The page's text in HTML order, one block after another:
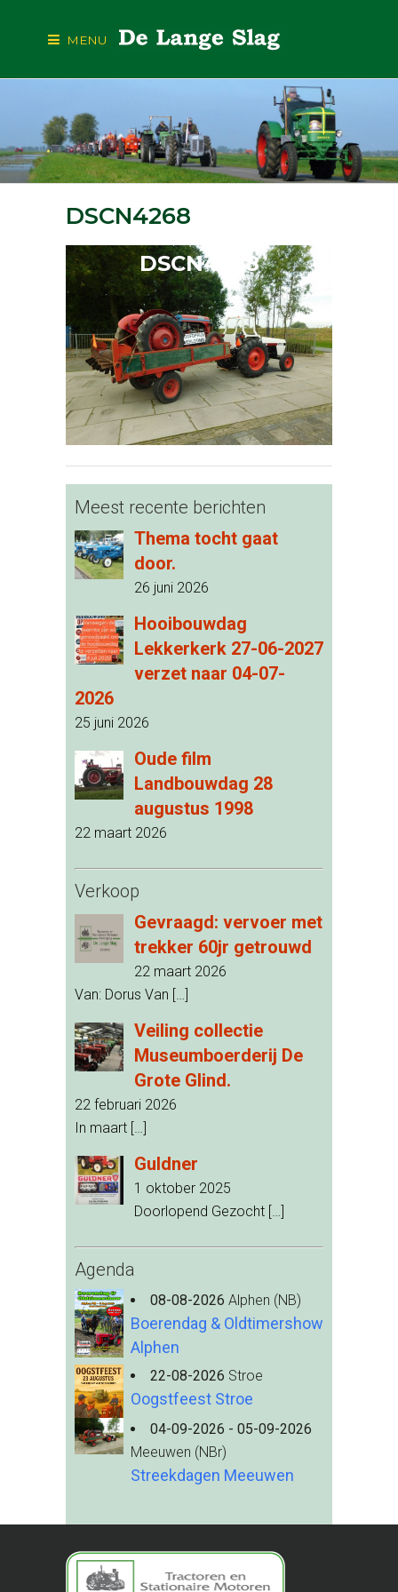
MENU
DSCN4268
DSCN4268
Meest recente berichten
Thema tocht gaat
door.
26 juni 2026
Hooibouwdag
Lekkerkerk 27-06-2027
verzet naar 04-07-
2026
25 juni 2026
Oude film
Landbouwdag 28
augustus 1998
22 maart 2026
Verkoop
Gevraagd: vervoer met
trekker 60jr getrouwd
22 maart 2026
Van: Dorus Van […]
Veiling collectie
Museumboerderij De
Grote Glind.
22 februari 2026
In maart […]
Guldner
1 oktober 2025
Doorlopend Gezocht […]
Agenda
08-08-2026 Alphen (NB)
Boerendag & Oldtimershow
Alphen
22-08-2026 Stroe
Oogstfeest Stroe
04-09-2026 - 05-09-2026
Meeuwen (NBr)
Streekdagen Meeuwen